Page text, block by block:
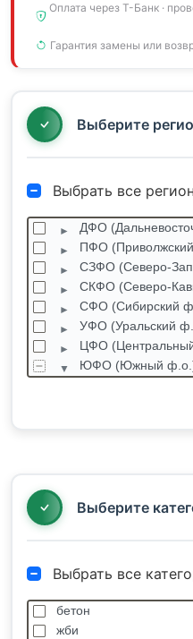
Оплата через Т-Банк ·
Гарантия замены или
Выберите
Выбрать все
ДФО
ПФО
СЗФО (Северо-
СКФО (Северо-
СФО (Сибирский
УФО (Уральский
ЦФО
ЮФО (Южный
Выберите
Выбрать все
бетон
жби